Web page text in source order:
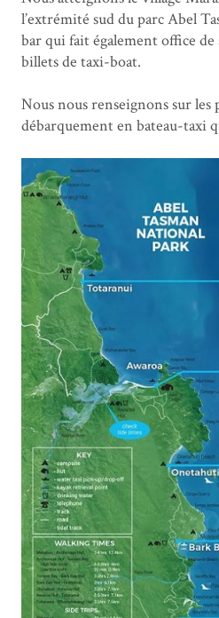
l’extrémité sud du parc Abel
bar qui fait également office
billets de taxi-boat.
Nous nous renseignons sur les
débarquement en bateau-taxi